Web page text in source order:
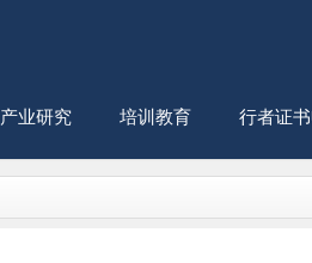
产业研究 培训教育 行者证